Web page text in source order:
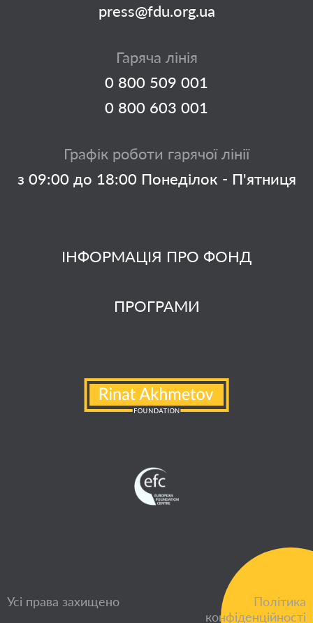
ІНФОРМАЦІЯ ПРО ФОНД
ПРОГРАМИ
press@fdu.org.ua
Гаряча лінія
0 800 509 001
0 800 603 001
Графік роботи гарячої лінії
з 09:00 до 18:00 Понеділок - П'ятниця
Усі права захищено
Політика
конфіденційності